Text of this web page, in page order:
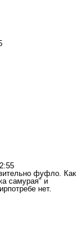
фуфло. Как
самурая" и
нет.